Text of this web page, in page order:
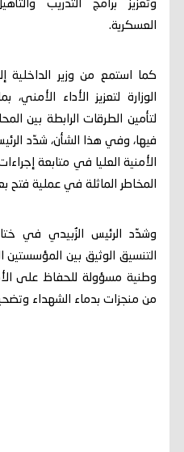
وتعزيز برامج التدريب
العسكرية.
كما استمع من وزير
الوزارة لتعزيز الأداء
لتأمين الطرقات الرابطة بين
فيها، وفي هذا الشأن، شدّد
الأمنية العليا في متابعة
المخاطر الماثلة في عملية فتح
وشدّد الرئيس الزُبيدي في
التنسيق الوثيق بين المؤسستين
وطنية مسؤولة للحفاظ على
من منجزات بدماء الشهداء